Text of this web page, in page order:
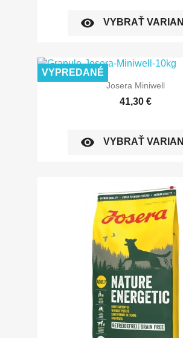
visibility VYBRAŤ
Josera Miniwell
41,30 €
visibility VYBRAŤ
VYPREDANÉ